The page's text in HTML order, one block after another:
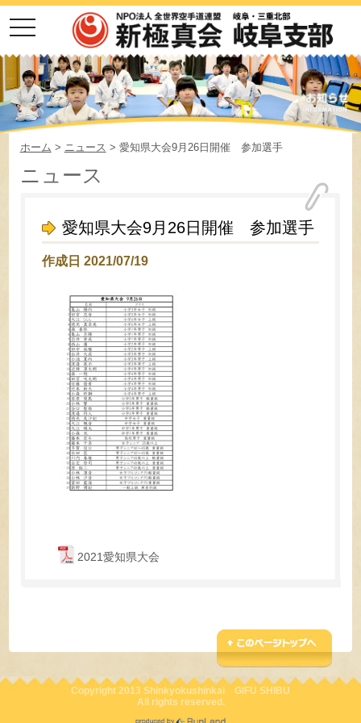
toggle
navigation
ホーム > ニュース > 愛知県大会9月26日開催 参加選手
ニュース
愛知県大会9月26日開催 参加選手
作成日 2021/07/19
2021愛知県大会
Copyright 2013 Shinkyokushinkai GIFU SHIBU
All rights reserved.